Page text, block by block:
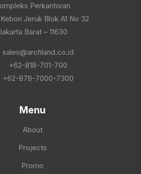
Perkantoran
Jeruk Blok A1 No 32
Barat – 11630
sales@archland.co.id
+62-818-701-700
+62-878-7000-7300
Menu
About
Projects
Promo